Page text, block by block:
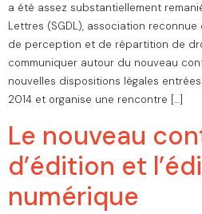
a été assez substantiellement
Lettres (SGDL), association
de perception et de répartition de
communiquer autour du nouveau
nouvelles dispositions légales
2014 et organise une rencontre […]
Le nouveau
d’édition et
numérique